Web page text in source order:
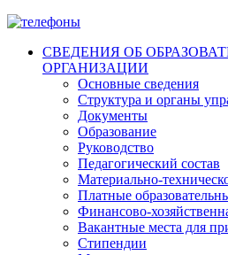
СВЕДЕНИЯ ОБ
ОРГАНИЗАЦИИ
Основные сведения
Структура и органы
Документы
Образование
Руководство
Педагогический состав
Материально-
Платные
Финансово-
Вакантные места для
Стипендии